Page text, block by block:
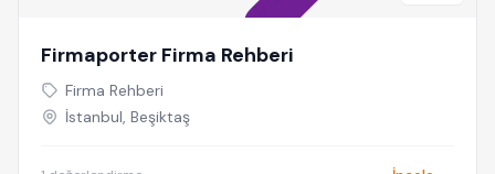
Firmaporter Firma Rehberi
Firma Rehberi
İstanbul, Beşiktaş